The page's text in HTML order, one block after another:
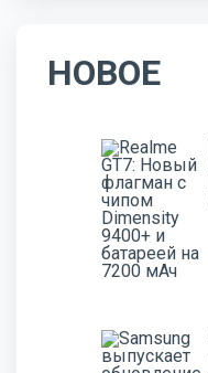
НОВОЕ